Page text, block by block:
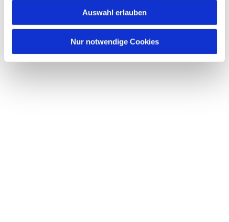
Auswahl erlauben
Nur notwendige Cookies
Dies könnte Sie auch
interessieren